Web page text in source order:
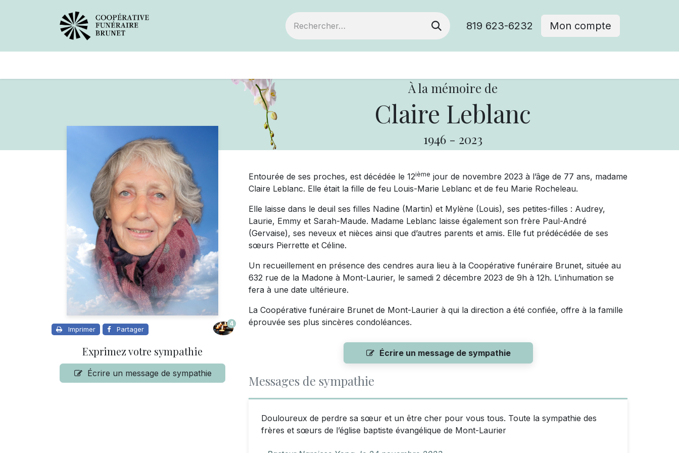
819 623-6232 Mon compte
À la mémoire de
Claire Leblanc
1946 - 2023
Imprimer Partager
4
Exprimez votre sympathie
Écrire un message de sympathie
Entourée de ses proches, est décédée le 12ième jour de novembre 2023 à l’âge de 77 ans, madame
Claire Leblanc. Elle était la fille de feu Louis-Marie Leblanc et de feu Marie Rocheleau.
Elle laisse dans le deuil ses filles Nadine (Martin) et Mylène (Louis), ses petites-filles : Audrey,
Laurie, Emmy et Sarah-Maude. Madame Leblanc laisse également son frère Paul-André
(Gervaise), ses neveux et nièces ainsi que d’autres parents et amis. Elle fut prédécédée de ses
sœurs Pierrette et Céline.
Un recueillement en présence des cendres aura lieu à la Coopérative funéraire Brunet, située au
632 rue de la Madone à Mont-Laurier, le samedi 2 décembre 2023 de 9h à 12h. L’inhumation se
fera à une date ultérieure.
La Coopérative funéraire Brunet de Mont-Laurier à qui la direction a été confiée, offre à la famille
éprouvée ses plus sincères condoléances.
Écrire un message de sympathie
Messages de sympathie
Douloureux de perdre sa sœur et un être cher pour vous tous. Toute la sympathie des
frères et sœurs de l’église baptiste évangélique de Mont-Laurier